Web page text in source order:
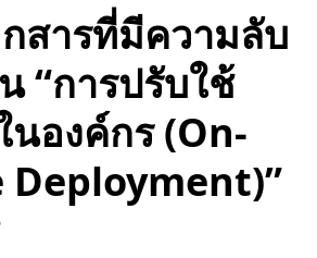
สารที่มีความลับ
“การปรับใช้
องค์กร (On-
Deployment)”